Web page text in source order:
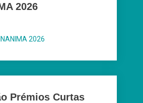
2026
Prémios Curtas